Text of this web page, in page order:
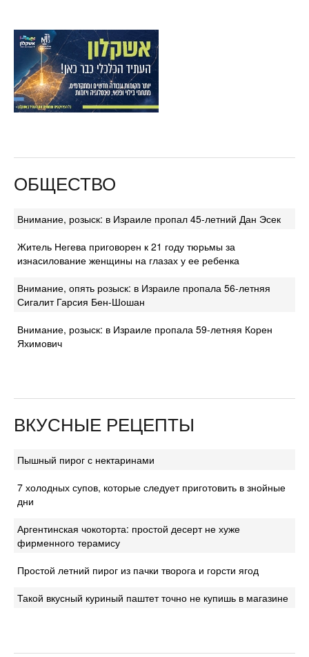
ОБЩЕСТВО
Внимание, розыск: в Израиле пропал 45-летний Дан Эсек
Житель Негева приговорен к 21 году тюрьмы за
изнасилование женщины на глазах у ее ребенка
Внимание, опять розыск: в Израиле пропала 56-летняя
Сигалит Гарсия Бен-Шошан
Внимание, розыск: в Израиле пропала 59-летняя Корен
Яхимович
ВКУСНЫЕ РЕЦЕПТЫ
Пышный пирог с нектаринами
7 холодных супов, которые следует приготовить в знойные
дни
Аргентинская чокоторта: простой десерт не хуже
фирменного терамису
Простой летний пирог из пачки творога и горсти ягод
Такой вкусный куриный паштет точно не купишь в магазине